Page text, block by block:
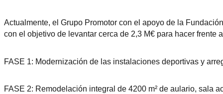
Actualmente, el Grupo Promotor con el apoyo de la
con el objetivo de levantar cerca de 2,3 M€ para hacer frente
FASE 1: Modernización de las instalaciones deportivas y
FASE 2: Remodelación integral de 4200 m² de aulario, sala